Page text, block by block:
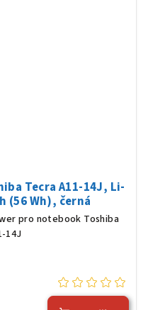
Tecra A11-14J, Li-
(56 Wh), černá
pro notebook Toshiba
14J